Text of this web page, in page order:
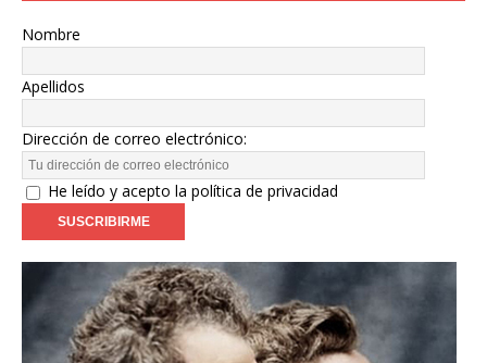
Nombre
Apellidos
Dirección de correo electrónico:
He leído y acepto la política de privacidad